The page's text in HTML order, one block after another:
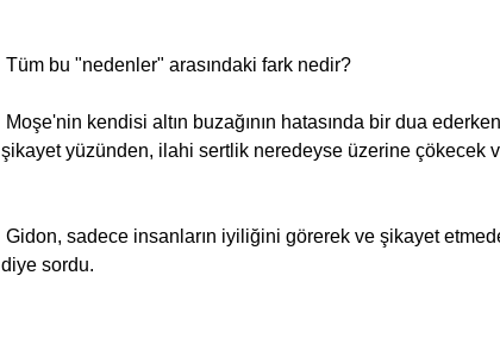
Tüm bu "nedenler" arasındaki fark nedir?
şikayet yüzünden, ilahi sertlik neredeyse üzerine çökecek
diye sordu.